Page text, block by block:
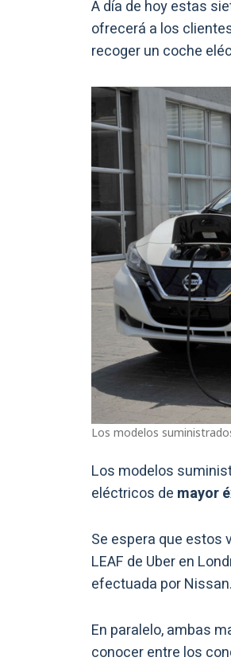
A día de hoy estas
ofrecerá a los
recoger un coche
Los modelos
Los modelos
eléctricos de mayor
Se espera que estos
LEAF de Uber en
efectuada por Nissan.
En paralelo, ambas
conocer entre los